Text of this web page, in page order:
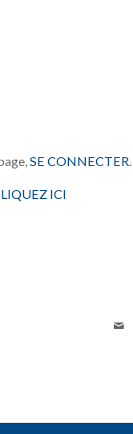
SE CONNECTER.
ICI